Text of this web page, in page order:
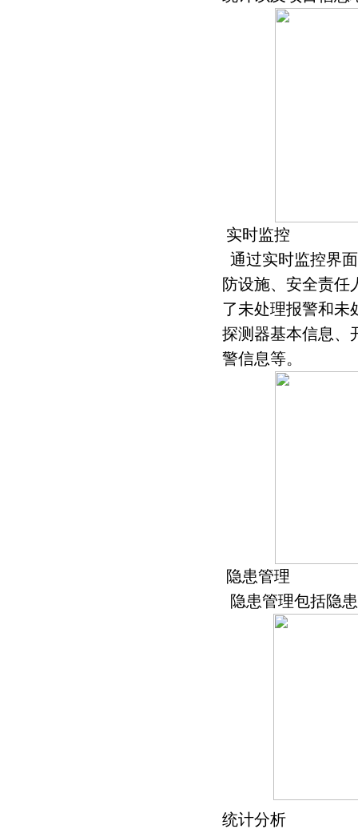
实时监控
通过实时监控界
防设施、安全责任
了未处理报警和未
探测器基本信息、
警信息等。
隐患管理
隐患管理包括隐
统计分析